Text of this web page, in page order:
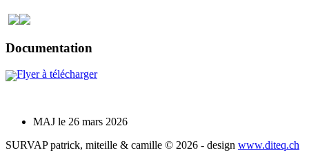
Documentation
Flyer à télécharger
MAJ le 26 mars 2026
SURVAP patrick, miteille & camille © 2026 - design www.diteq.ch